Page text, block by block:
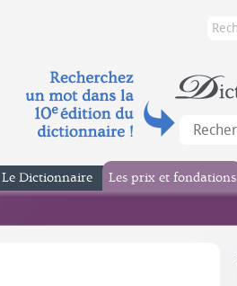
Le Dictionnaire Les prix et fondations